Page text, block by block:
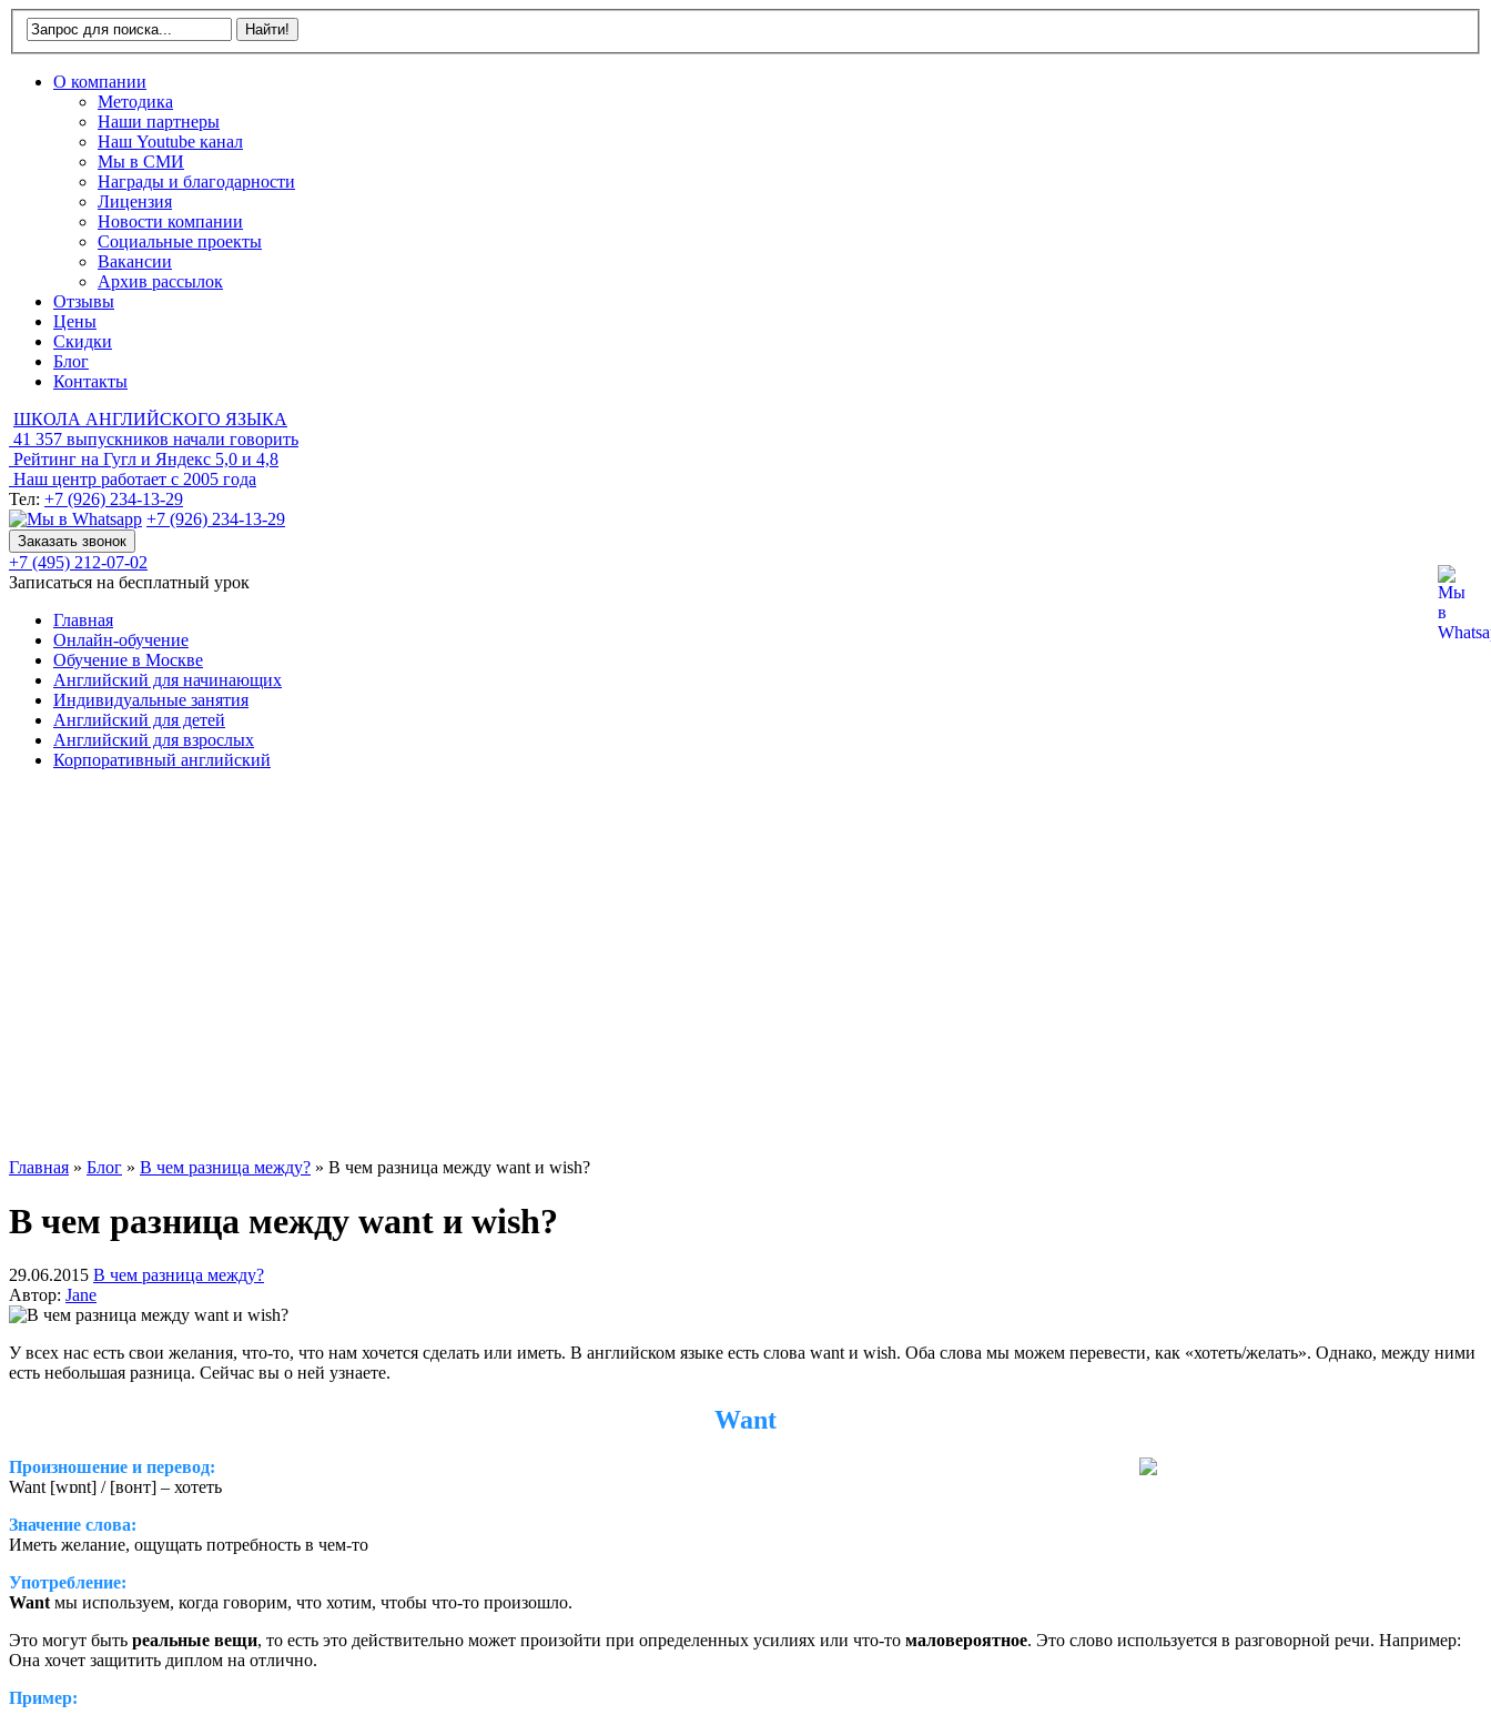
О компании
Методика
Наши партнеры
Наш Youtube канал
Мы в СМИ
Награды и благодарности
Лицензия
Новости компании
Социальные проекты
Вакансии
Архив рассылок
Отзывы
Цены
Скидки
Блог
Контакты
ШКОЛА АНГЛИЙСКОГО ЯЗЫКА
41 357 выпускников начали говорить
Рейтинг на Гугл и Яндекс 5,0 и 4,8
Наш центр работает с 2005 года
Тел: +7 (926) 234-13-29
+7 (926) 234-13-29
Заказать звонок
+7 (495) 212-07-02
Записаться на бесплатный урок
Главная
Онлайн-обучение
Обучение в Москве
Английский для начинающих
Индивидуальные занятия
Английский для детей
Английский для взрослых
Корпоративный английский
Главная » Блог » В чем разница между? » В чем разница между want и wish?
В чем разница между want и wish?
29.06.2015 В чем разница между?
Автор: Jane
У всех нас есть свои желания, что-то, что нам хочется сделать или иметь. В английском языке есть слова want и wish. Оба слова мы можем перевести, как «хотеть/желать». Однако, между ними
есть небольшая разница. Сейчас вы о ней узнаете.
Want
Произношение и перевод:
Want [wɒnt] / [вонт] – хотеть
Значение слова:
Иметь желание, ощущать потребность в чем-то
Употребление:
Want мы используем, когда говорим, что хотим, чтобы что-то произошло.
Это могут быть реальные вещи, то есть это действительно может произойти при определенных усилиях или что-то маловероятное. Это слово используется в разговорной речи. Например:
Она хочет защитить диплом на отлично.
Пример: